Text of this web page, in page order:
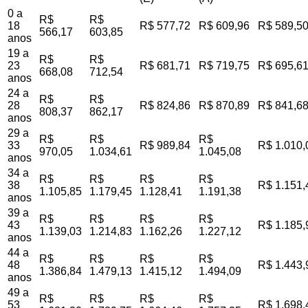
0 a
18
anos
R$
566,17
R$
603,85
R$ 577,72 R$ 609,96 R$ 589,50
19 a
23
anos
R$
668,08
R$
712,54
R$ 681,71 R$ 719,75 R$ 695,61
24 a
28
anos
R$
808,37
R$
862,17
R$ 824,86 R$ 870,89 R$ 841,68
29 a
33
anos
R$
970,05
R$
1.034,61
R$ 989,84
R$
1.045,08
R$
34 a
38
anos
R$
1.105,85
R$
1.179,45
R$
1.128,41
R$
1.191,38
R$
39 a
43
anos
R$
1.139,03
R$
1.214,83
R$
1.162,26
R$
1.227,12
R$
44 a
48
anos
R$
1.386,84
R$
1.479,13
R$
1.415,12
R$
1.494,09
R$
49 a
53
R$
R$
R$
R$
R$